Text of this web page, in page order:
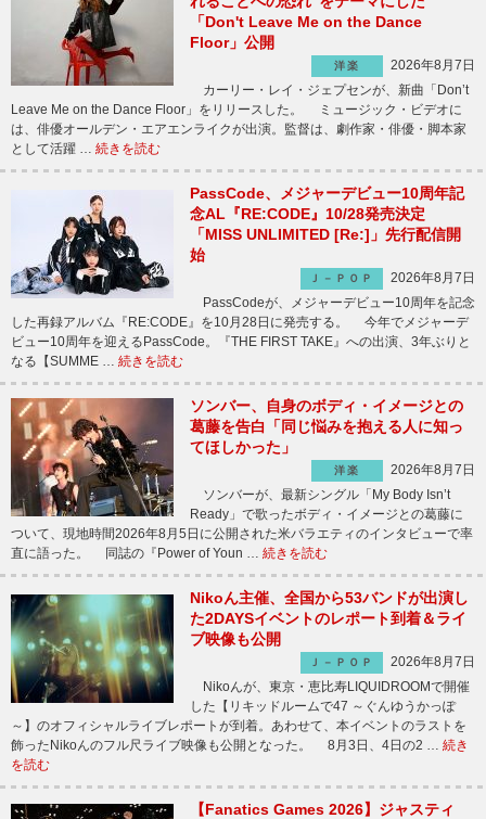
「Don't Leave Me on the Dance
Floor」公開
洋楽
2026年8月7日
カーリー・レイ・ジェプセンが、新曲「Don’t
Leave Me on the Dance Floor」をリリースした。 ミュージック・ビデオに
は、俳優オールデン・エアエンライクが出演。監督は、劇作家・俳優・脚本家
として活躍 … 続きを読む
PassCode、メジャーデビュー10周年記
念AL『RE:CODE』10/28発売決定
「MISS UNLIMITED [Re:]」先行配信開
始
Ｊ－ＰＯＰ
2026年8月7日
PassCodeが、メジャーデビュー10周年を記念
した再録アルバム『RE:CODE』を10月28日に発売する。 今年でメジャーデ
ビュー10周年を迎えるPassCode。『THE FIRST TAKE』への出演、3年ぶりと
なる【SUMME … 続きを読む
ソンバー、自身のボディ・イメージとの
葛藤を告白「同じ悩みを抱える人に知っ
てほしかった」
洋楽
2026年8月7日
ソンバーが、最新シングル「My Body Isn’t
Ready」で歌ったボディ・イメージとの葛藤に
ついて、現地時間2026年8月5日に公開された米バラエティのインタビューで率
直に語った。 同誌の『Power of Youn … 続きを読む
Nikoん主催、全国から53バンドが出演し
た2DAYSイベントのレポート到着＆ライ
ブ映像も公開
Ｊ－ＰＯＰ
2026年8月7日
Nikoんが、東京・恵比寿LIQUIDROOMで開催
した【リキッドルームで47 ～ぐんゆうかっぽ
～】のオフィシャルライブレポートが到着。あわせて、本イベントのラストを
飾ったNikoんのフル尺ライブ映像も公開となった。 8月3日、4日の2 … 続き
を読む
【Fanatics Games 2026】ジャスティ